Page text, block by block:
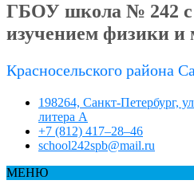
ГБОУ школа № 242 с
изучением физики и
Красносельского района
198264, Санкт-Петербург,
литера А
+7 (812) 417–28–46
school242spb@mail.ru
МЕНЮ